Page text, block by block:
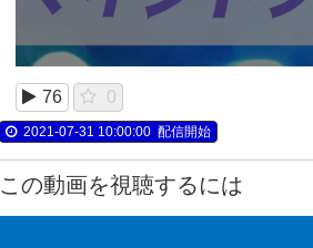
76 0
2021-07-31 10:00:00 配信開始
この動画を視聴するには